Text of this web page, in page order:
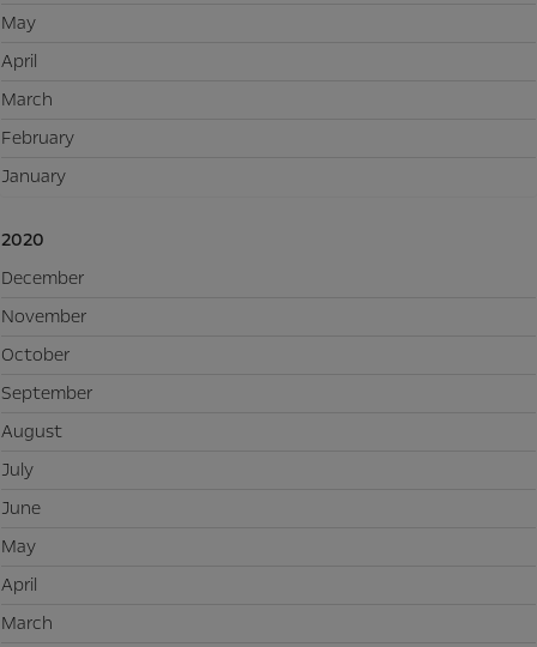
May
April
March
February
January
2020
December
November
October
September
August
July
June
May
April
March